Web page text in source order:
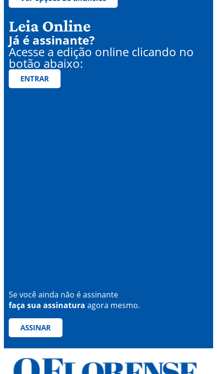
Leia Online
Já é assinante?
Acesse a edição online clicando no
botão abaixo:
ENTRAR
Se você ainda não é assinante
faça sua assinatura agora mesmo.
ASSINAR